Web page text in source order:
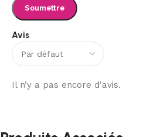
Avis
Il n’y a pas encore d’avis.